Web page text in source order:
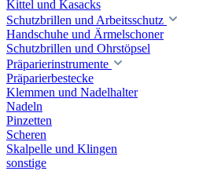
Kittel und Kasacks
Schutzbrillen und Arbeitsschutz
Handschuhe und Ärmelschoner
Schutzbrillen und Ohrstöpsel
Präparierinstrumente
Präparierbestecke
Klemmen und Nadelhalter
Nadeln
Pinzetten
Scheren
Skalpelle und Klingen
sonstige